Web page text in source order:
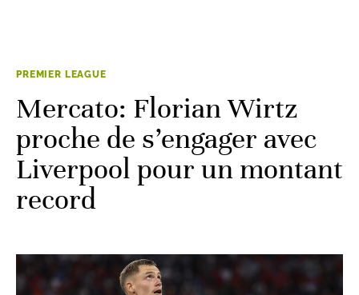
PREMIER LEAGUE
Mercato: Florian Wirtz
proche de s’engager avec
Liverpool pour un montant
record